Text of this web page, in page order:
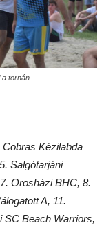
a tornán
Kézilabda
Salgótarjáni
Orosházi BHC, 8.
A, 11.
SC Beach Warriors,